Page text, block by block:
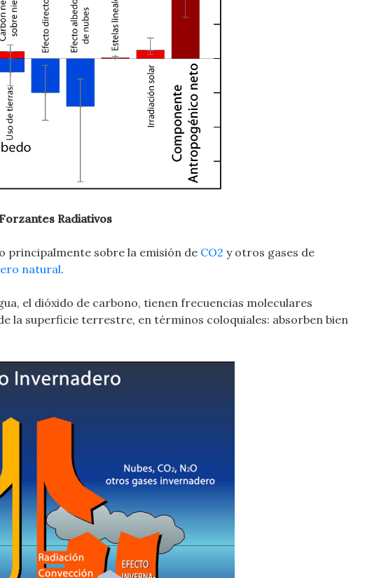
Radiativos
principalmente sobre la emisión de CO2 y otros gases de
natural.
el dióxido de carbono, tienen frecuencias moleculares
la superficie terrestre, en términos coloquiales: absorben bien